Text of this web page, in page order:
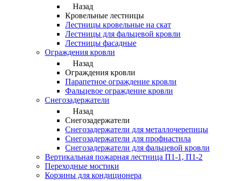
Назад
Кровельные лестницы
Лестницы кровельные на скат
Лестницы для фальцевой кровли
Лестницы фасадные
Ограждения кровли
Назад
Ограждения кровли
Парапетное ограждение кровли
Фальцевое ограждение кровли
Снегозадержатели
Назад
Снегозадержатели
Снегозадержатели для металлочерепицы
Снегозадержатели для профнастила
Снегозадержатели для фальцевой кровли
Вертикальная пожарная лестница П1-1, П1-2
Переходные мостики
Корзины для кондиционера